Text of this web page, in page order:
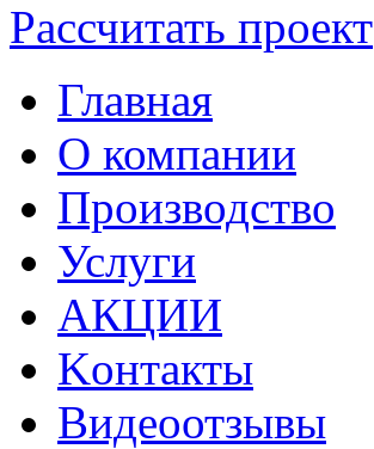
Рассчитать проект
Главная
О компании
Производство
Услуги
АКЦИИ
Kонтакты
Видеоотзывы